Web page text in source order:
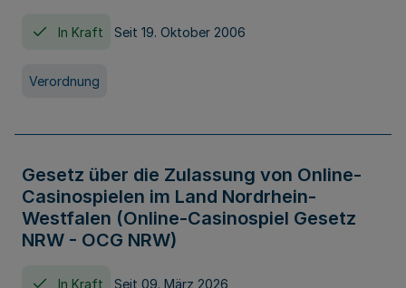
In Kraft Seit 19. Oktober 2006
Verordnung
Gesetz über die Zulassung von Online-
Casinospielen im Land Nordrhein-
Westfalen (Online-Casinospiel Gesetz
NRW - OCG NRW)
In Kraft Seit 09. März 2026